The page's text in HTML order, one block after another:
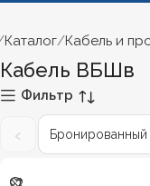
Каталог Кабель и
Кабель ВБШв
Фильтр
‹ Бронированный